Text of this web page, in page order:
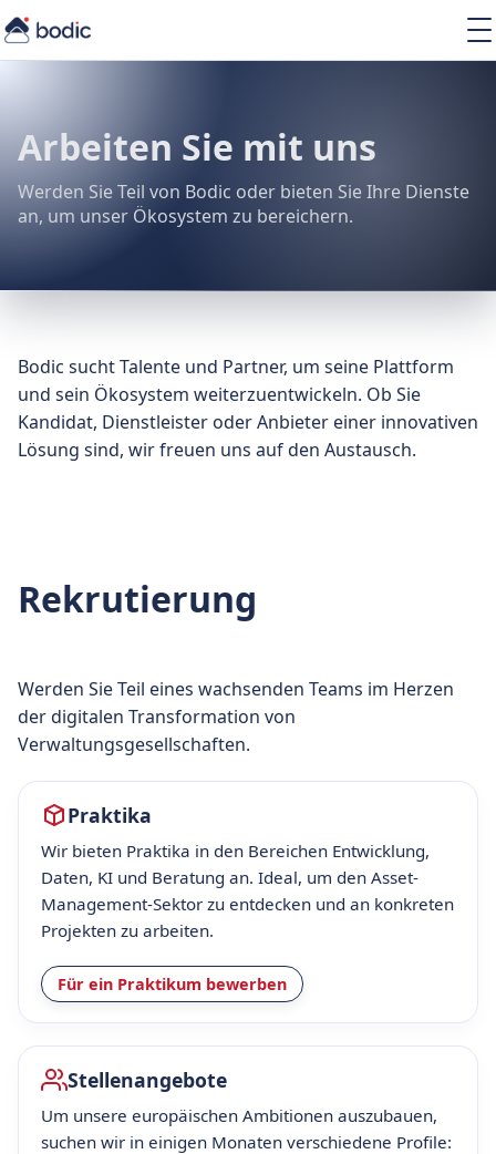
Learning
Über uns
Ressourcen
Arbeiten Sie mit uns
Werden Sie Teil von Bodic oder bieten Sie Ihre Dienste
an, um unser Ökosystem zu bereichern.
Bodic sucht Talente und Partner, um seine Plattform
und sein Ökosystem weiterzuentwickeln. Ob Sie
Kandidat, Dienstleister oder Anbieter einer innovativen
Lösung sind, wir freuen uns auf den Austausch.
Rekrutierung
Werden Sie Teil eines wachsenden Teams im Herzen
der digitalen Transformation von
Verwaltungsgesellschaften.
Praktika
Wir bieten Praktika in den Bereichen Entwicklung,
Daten, KI und Beratung an. Ideal, um den Asset-
Management-Sektor zu entdecken und an konkreten
Projekten zu arbeiten.
Für ein Praktikum bewerben
Stellenangebote
Um unsere europäischen Ambitionen auszubauen,
suchen wir in einigen Monaten verschiedene Profile: